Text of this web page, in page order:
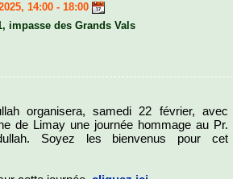
14:00 - 18:00
impasse des Grands Vals
organisera, samedi 22 février, avec
de Limay une journée hommage au Pr.
Soyez les bienvenus pour cet